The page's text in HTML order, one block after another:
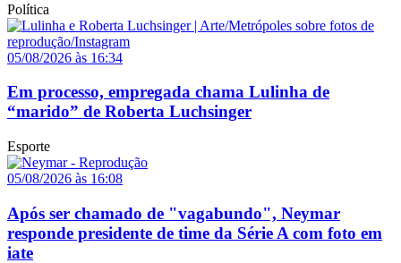
Política
05/08/2026 às 16:34
Em processo, empregada chama Lulinha de
“marido” de Roberta Luchsinger
Esporte
05/08/2026 às 16:08
Após ser chamado de "vagabundo", Neymar
responde presidente de time da Série A com foto em
iate